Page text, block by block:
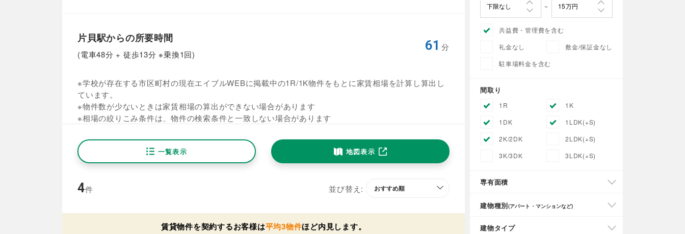
片貝駅からの所要時間
(電車48分 + 徒歩13分 ※乗換1回)
61 分
※学校が存在する市区町村の現在エイブルWEBに掲載中の1R/1K物件をもとに家賃相場を計算し算出し
ています。
※物件数が少ないときは家賃相場の算出ができない場合があります
※相場の絞りこみ条件は、物件の検索条件と一致しない場合があります
一覧表示 地図表示
4件 並び替え:
賃貸物件を契約するお客様は平均3物件ほど内見します。
共益費・管理費を含む
礼金なし
敷金/保証金なし
駐車場料金を含む
間取り
1R
1K
1DK
1LDK(+S)
2K/2DK
2LDK(+S)
3K/3DK
3LDK(+S)
専有面積
建物種別(アパート・マンションなど)
建物タイプ